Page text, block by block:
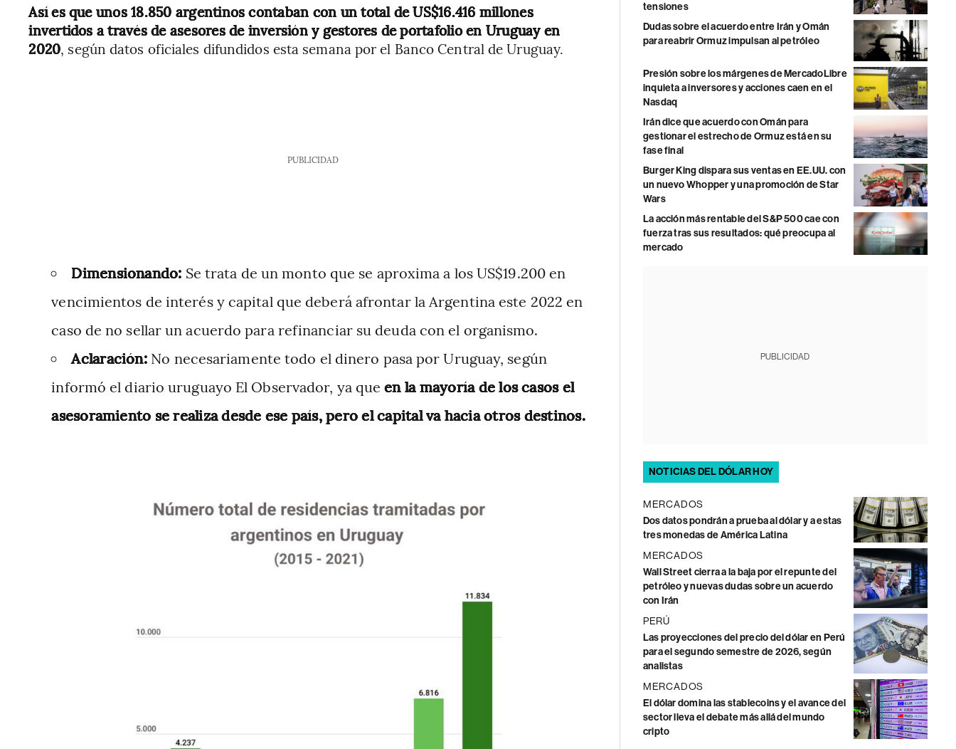
Así es que unos 18.850 argentinos contaban con un total de US$16.416 millones
invertidos a través de asesores de inversión y gestores de portafolio en Uruguay en
2020, según datos oficiales difundidos esta semana por el Banco Central de Uruguay.
PUBLICIDAD
Dimensionando: Se trata de un monto que se aproxima a los US$19.200 en
vencimientos de interés y capital que deberá afrontar la Argentina este 2022 en
caso de no sellar un acuerdo para refinanciar su deuda con el organismo.
Aclaración: No necesariamente todo el dinero pasa por Uruguay, según
informó el diario uruguayo El Observador, ya queen la mayoría de los casos el
asesoramiento se realiza desde ese país, pero el capital va hacia otros destinos.
tensiones
Dudas sobre el acuerdo entre Irán y Omán
para reabrir Ormuz impulsan al petróleo
Presión sobre los márgenes de MercadoLibre
inquieta a inversores y acciones caen en el
Nasdaq
Irán dice que acuerdo con Omán para
gestionar el estrecho de Ormuz está en su
fase final
Burger King dispara sus ventas en EE.UU. con
un nuevo Whopper y una promoción de Star
Wars
La acción más rentable del S&P 500 cae con
fuerza tras sus resultados: qué preocupa al
mercado
PUBLICIDAD
NOTICIAS DEL DÓLAR HOY
MERCADOS
Dos datos pondrán a prueba al dólar y a estas
tres monedas de América Latina
MERCADOS
Wall Street cierra a la baja por el repunte del
petróleo y nuevas dudas sobre un acuerdo
con Irán
PERÚ
Las proyecciones del precio del dólar en Perú
para el segundo semestre de 2026, según
analistas
MERCADOS
El dólar domina las stablecoins y el avance del
sector lleva el debate más allá del mundo
cripto